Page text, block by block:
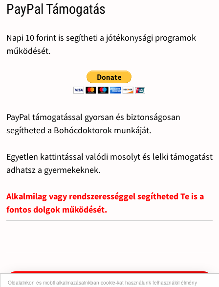
Oldalainkon és mobil alkalmazásainkban cookie-kat használunk felhasználói élmény
PayPal Támogatás
Napi 10 forint is segítheti a jótékonysági programok
működését.
PayPal támogatással gyorsan és biztonságosan
segítheted a Bohócdoktorok munkáját.
Egyetlen kattintással valódi mosolyt és lelki támogatást
adhatsz a gyermekeknek.
Alkalmilag vagy rendszerességgel segítheted Te is a
fontos dolgok működését.